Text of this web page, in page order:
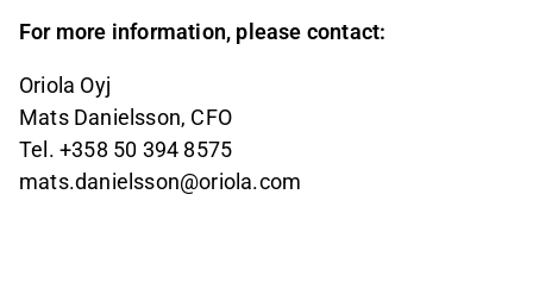
For more information, please contact:
Oriola Oyj
Mats Danielsson, CFO
Tel. +358 50 394 8575
mats.danielsson@oriola.com